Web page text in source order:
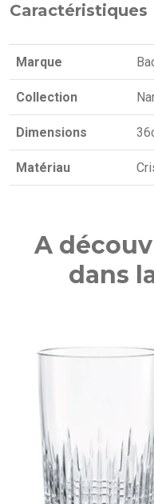
Caractéristiques
Marque
Collection
Dimensions
Matériau
A
dans